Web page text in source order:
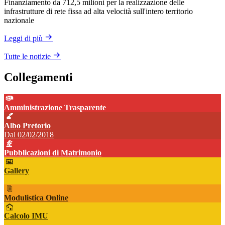
Finanziamento da 712,5 milioni per la realizzazione delle
infrastrutture di rete fissa ad alta velocità sull'intero territorio
nazionale
Leggi di più
Tutte le notizie
Collegamenti
Amministrazione Trasparente
Albo Pretorio
Dal 02/02/2018
Pubblicazioni di Matrimonio
Gallery
Modulistica Online
Calcolo IMU